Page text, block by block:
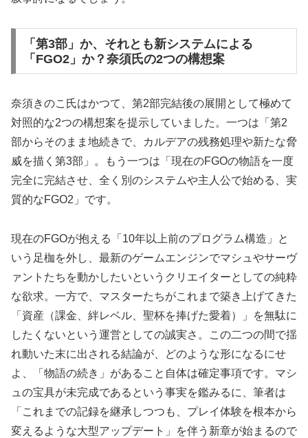
「第3部」か、それとも新システムによる
「FGO2」か？奈須氏の2つの構想案
奈須きのこ氏はかつて、第2部完結後の展開として極めて
対照的な2つの構想案を提示していました。一つは「第2
部からそのまま地続きで、カルデアの残務処理や新たな脅
威を描く第3部」。もう一つは「現在のFGOの物語を一度
完全に完結させ、全く別のシステムや主人公で始める、実
質的なFGO2」です。
現在のFGOが抱える「10年以上前のプログラム構造」と
いう足枷を外し、最新のゲームエンジンでマシュやサーヴ
ァントたちを動かしたいというクリエイターとしての純粋
な欲求。一方で、マスターたちがこれまで築き上げてきた
「資産（課金、絆レベル、聖杯を捧げた愛着）」を無駄に
したくないという運営としての誠実さ。この二つの間で揺
れ動いた末に出される結論が、どのような形になるにせ
よ、「物語の続き」があること自体は確定事項です。マシ
ュの宝具が未完成であるという事実を鑑みるに、筆者は
「これまでの記録を継承しつつも、プレイ体験を根本から
変えるような大型アップデート」を伴う新章が始まるので